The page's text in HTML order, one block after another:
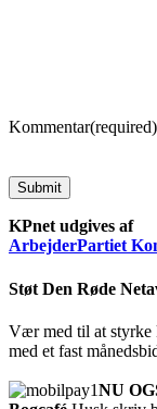
Kommentar(required)
Submit
KPnet udgives af
ArbejderPartiet
Støt Den Røde
Vær med til at styrke
med et fast
NU